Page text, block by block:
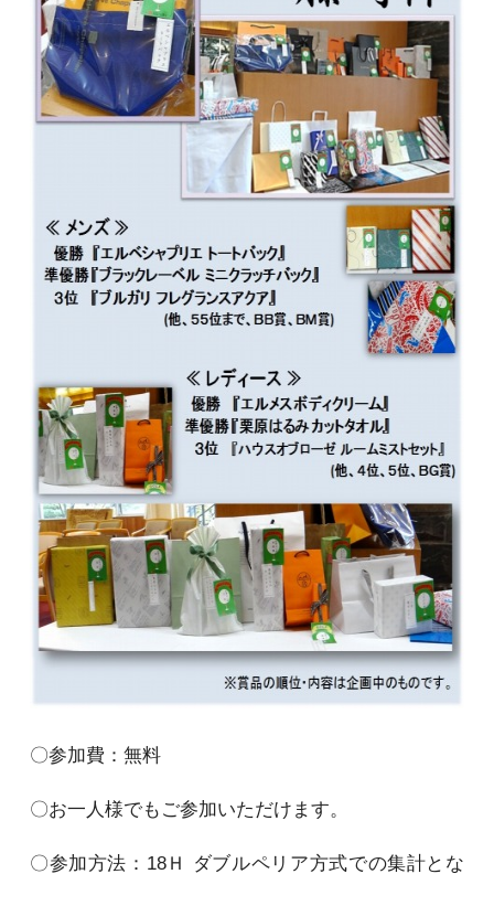
〇参加費：無料
〇お一人様でもご参加いただけます。
〇参加方法：18Ｈ ダブルペリア方式での集計とな